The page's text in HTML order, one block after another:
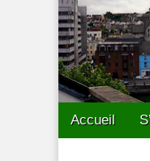
Main menu
Skip to content
Accueil